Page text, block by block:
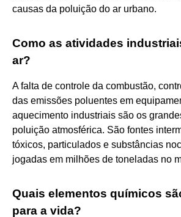
causas da poluição do ar urbano.
Como as atividades
ar?
A falta de controle da combustão,
das emissões poluentes em
aquecimento industriais são os
poluição atmosférica. São fontes
tóxicos, particulados e substâncias
jogadas em milhões de toneladas no
Quais elementos químicos
para a vida?